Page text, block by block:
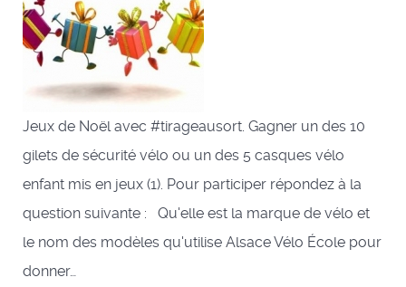
Jeux de Noël avec #tirageausort. Gagner un des 10
gilets de sécurité vélo ou un des 5 casques vélo
enfant mis en jeux (1). Pour participer répondez à la
question suivante : Qu'elle est la marque de vélo et
le nom des modèles qu'utilise Alsace Vélo École pour
donner…